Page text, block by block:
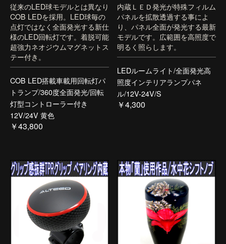
従来のLED球モデルとは異なり
COB LEDを採用。LED球毎の
点灯ではなく全面発光する新仕
様のLED回転灯です。着脱可能
超強力ネオジウムマグネットス
テー付き。
COB LED搭載車載用回転灯パ
トランプ/360度全面発光/回転
灯型コントローラー付き
12V/24V 黄色
￥43,800
内蔵ＬＥＤ発光が特殊フィルム
パネルを拡散透過する事によ
り、パネル全面が発光する最新
モデルです。広範囲を高照度で
明るく照らします。
LEDルームライト/全面発光高
照度インテリアランプパネ
ル/12V-24V/S
￥4,300